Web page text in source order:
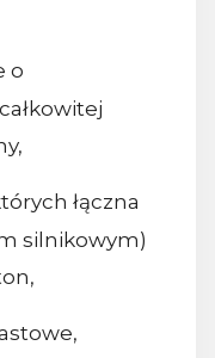
o
łączna
silnikowym)